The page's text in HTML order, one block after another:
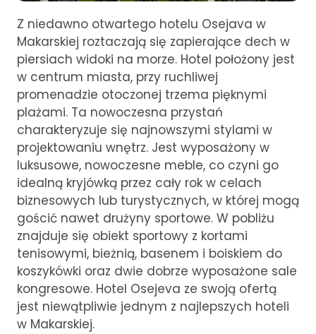
Z niedawno otwartego hotelu Osejava w
Makarskiej roztaczają się zapierające dech w
piersiach widoki na morze. Hotel położony jest
w centrum miasta, przy ruchliwej
promenadzie otoczonej trzema pięknymi
plażami. Ta nowoczesna przystań
charakteryzuje się najnowszymi stylami w
projektowaniu wnętrz. Jest wyposażony w
luksusowe, nowoczesne meble, co czyni go
idealną kryjówką przez cały rok w celach
biznesowych lub turystycznych, w której mogą
gościć nawet drużyny sportowe. W pobliżu
znajduje się obiekt sportowy z kortami
tenisowymi, bieżnią, basenem i boiskiem do
koszykówki oraz dwie dobrze wyposażone sale
kongresowe. Hotel Osejeva ze swoją ofertą
jest niewątpliwie jednym z najlepszych hoteli
w Makarskiej.